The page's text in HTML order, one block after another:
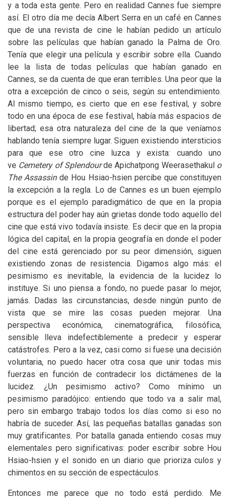
y a toda esta gente. Pero en realidad Cannes fue siempre
así. El otro día me decía Albert Serra en un café en Cannes
que de una revista de cine le habían pedido un artículo
sobre las películas que habían ganado la Palma de Oro.
Tenía que elegir una película y escribir sobre ella. Cuando
lee la lista de todas películas que habían ganado en
Cannes, se da cuenta de que eran terribles. Una peor que la
otra a excepción de cinco o seis, según su entendimiento.
Al mismo tiempo, es cierto que en ese festival, y sobre
todo en una época de ese festival, había más espacios de
libertad; esa otra naturaleza del cine de la que veníamos
hablando tenía siempre lugar. Siguen existiendo intersticios
para que ese otro cine luzca y exista: cuando uno
ve Cemetery of Splendourde Apichatpong Weerasethakul o
The Assassinde Hou Hsiao-hsien percibe que constituyen
la excepción a la regla. Lo de Cannes es un buen ejemplo
porque es el ejemplo paradigmático de que en la propia
estructura del poder hay aún grietas donde todo aquello del
cine que está vivo todavía insiste. Es decir que en la propia
lógica del capital, en la propia geografía en donde el poder
del cine está gerenciado por su peor dimensión, siguen
existiendo zonas de resistencia. Digamos algo más: el
pesimismo es inevitable, la evidencia de la lucidez lo
instituye. Si uno piensa a fondo, no puede pasar lo mejor,
jamás. Dadas las circunstancias, desde ningún punto de
vista que se mire las cosas pueden mejorar. Una
perspectiva económica, cinematográfica, filosófica,
sensible lleva indefectiblemente a predecir y esperar
catástrofes. Pero a la vez, casi como si fuese una decisión
voluntaria, no puedo hacer otra cosa que unir todas mis
fuerzas en función de contradecir los dictámenes de la
lucidez. ¿Un pesimismo activo? Como mínimo un
pesimismo paradójico: entiendo que todo va a salir mal,
pero sin embargo trabajo todos los días como si eso no
habría de suceder. Así, las pequeñas batallas ganadas son
muy gratificantes. Por batalla ganada entiendo cosas muy
elementales pero significativas: poder escribir sobre Hou
Hsiao-hsien y el sonido en un diario que prioriza culos y
chimentos en su sección de espectáculos.
Entonces me parece que no todo está perdido. Me